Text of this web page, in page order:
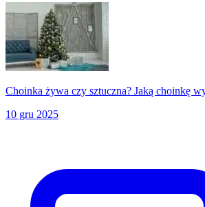
Choinka żywa czy sztuczna? Jaką choinkę
10 gru 2025